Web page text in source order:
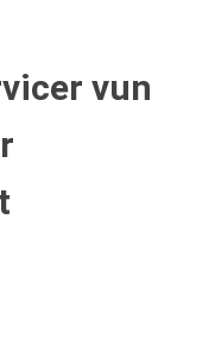
vun